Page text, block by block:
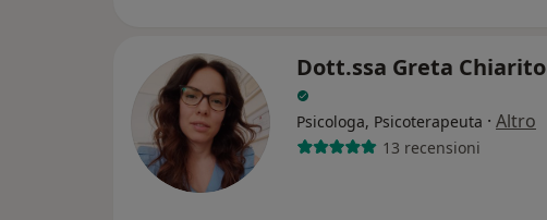
Dott.ssa Greta Chiarito
Psicologa, Psicoterapeuta · Altro
13 recensioni